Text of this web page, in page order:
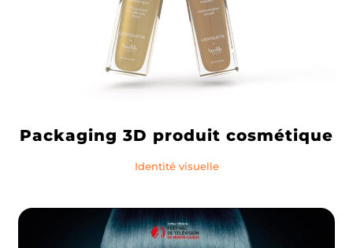
Packaging 3D produit cosmétique
Identité visuelle